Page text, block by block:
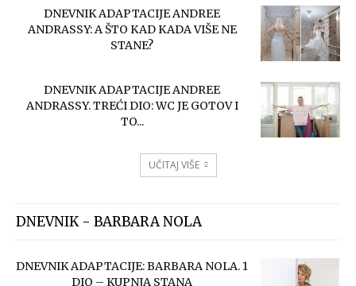
DNEVNIK ADAPTACIJE ANDREE
ANDRASSY: A ŠTO KAD KADA VIŠE NE
STANE?
DNEVNIK ADAPTACIJE ANDREE
ANDRASSY. TREĆI DIO: WC JE GOTOV I
TO...
UČITAJ VIŠE
DNEVNIK - BARBARA NOLA
DNEVNIK ADAPTACIJE: BARBARA NOLA. 1
DIO – KUPNJA STANA